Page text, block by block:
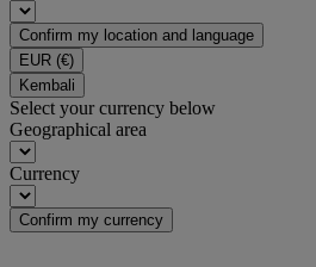
Confirm my location and language
EUR (€)
Kembali
Select your currency below
Geographical area
Currency
Confirm my currency